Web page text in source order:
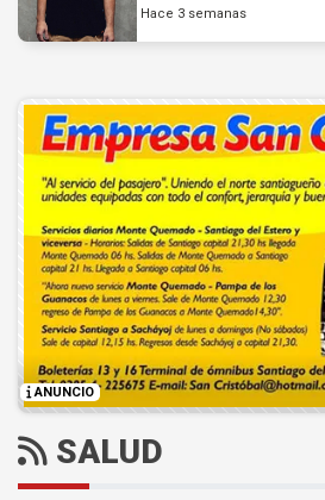
Hace 3 semanas
ANUNCIO
SALUD